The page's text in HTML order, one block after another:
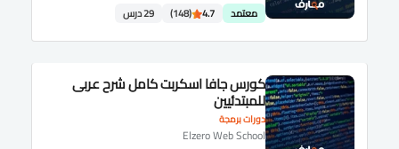
معتمد 4.7
(148) 29 درس
دورات برمجة
كورس جافا اسكربت كامل شرح عربى
للمبتدئيين
Elzero Web School